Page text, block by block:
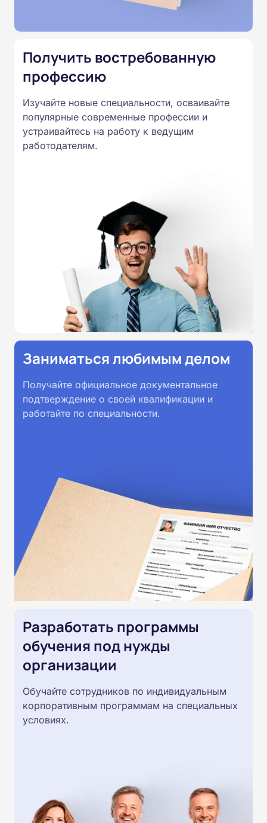
Подготовка ведется по всем
России от 14.07.2023 N 534 в
соответствии с Федеральными
образовательными стандартами
профессионального образования.
Удостоверения и дипломы о
Получить востребованную
профессию
Изучайте новые специальности, осваивайте
популярные современные профессии и
устраивайтесь на работу к ведущим
работодателям.
Заниматься любимым делом
Получайте официальное документальное
подтверждение о своей квалификации и
работайте по специальности.
Разработать программы
обучения под нужды
организации
Обучайте сотрудников по индивидуальным
корпоративным программам на специальных
условиях.